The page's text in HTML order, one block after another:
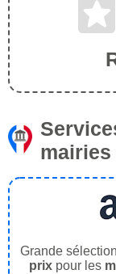
mairies
Grande
prix pour les